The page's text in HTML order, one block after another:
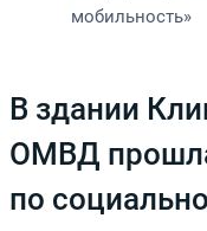
мобильность»
В здании
ОМВД
по